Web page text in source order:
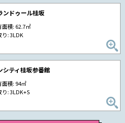
ンドゥール桂坂
面積: 62.7㎡
り: 3LDK
シティ桂坂参番館
面積: 94㎡
り: 3LDK+S